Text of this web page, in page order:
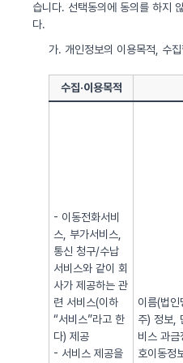
습니다. 선택동의에 동의를 하지
다.
가. 개인정보의 이용목적, 수
수집·이용목적
- 이동전화서비
스, 부가서비스,
통신 청구/수납
서비스와 같이 회
사가 제공하는 관
련 서비스(이하
“서비스”라고 한
다) 제공
- 서비스 제공을
이름(법
주) 정보,
비스 과
호이동정